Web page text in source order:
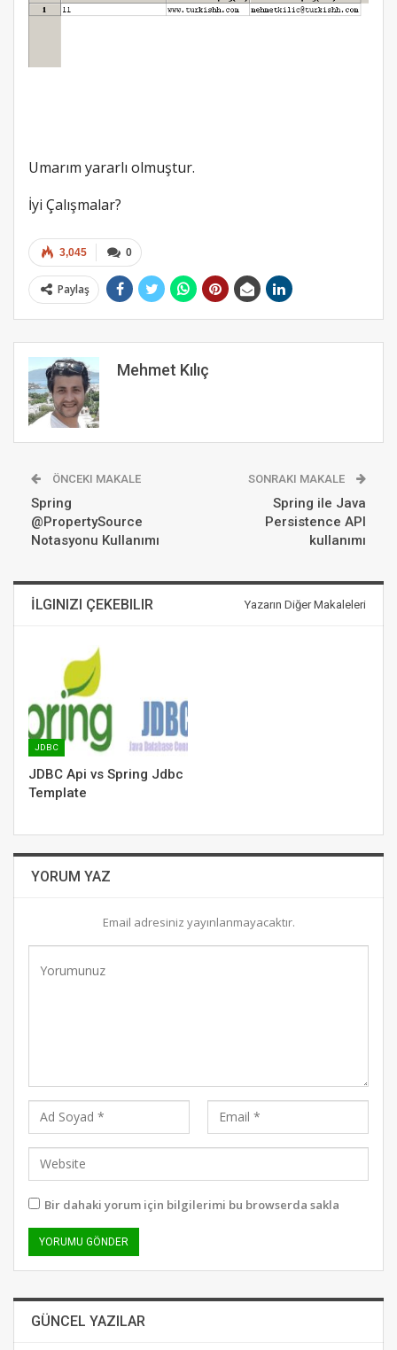
Umarım yararlı olmuştur.
İyi Çalışmalar?
0
3,045
Paylaş
Mehmet Kılıç
ÖNCEKI MAKALE
Spring
@PropertySource
Notasyonu Kullanımı
SONRAKI MAKALE
Spring ile Java
Persistence API
kullanımı
İLGINIZI ÇEKEBILIR Yazarın Diğer Makaleleri
JDBC
JDBC Api vs Spring Jdbc
Template
YORUM YAZ
Email adresiniz yayınlanmayacaktır.
Bir dahaki yorum için bilgilerimi bu browserda sakla
GÜNCEL YAZILAR